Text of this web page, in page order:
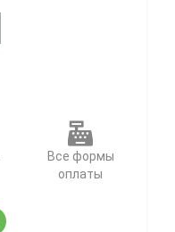
Все формы
оплаты